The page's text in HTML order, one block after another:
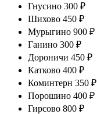
Гнусино 300 ₽
Шихово 450 ₽
Мурыгино 900 ₽
Ганино 300 ₽
Дороничи 450 ₽
Катково 400 ₽
Коминтерн 350 ₽
Порошино 400 ₽
Гирсово 800 ₽